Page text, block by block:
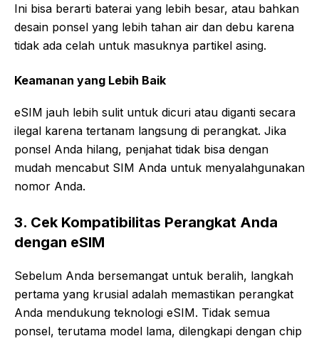
Ini bisa berarti baterai yang lebih besar, atau bahkan
desain ponsel yang lebih tahan air dan debu karena
tidak ada celah untuk masuknya partikel asing.
Keamanan yang Lebih Baik
eSIM jauh lebih sulit untuk dicuri atau diganti secara
ilegal karena tertanam langsung di perangkat. Jika
ponsel Anda hilang, penjahat tidak bisa dengan
mudah mencabut SIM Anda untuk menyalahgunakan
nomor Anda.
3. Cek Kompatibilitas Perangkat Anda
dengan eSIM
Sebelum Anda bersemangat untuk beralih, langkah
pertama yang krusial adalah memastikan perangkat
Anda mendukung teknologi eSIM. Tidak semua
ponsel, terutama model lama, dilengkapi dengan chip